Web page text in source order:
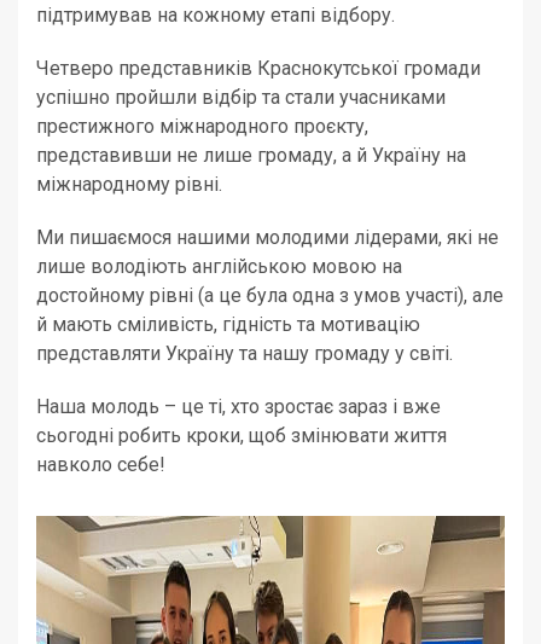
підтримував на кожному етапі відбору.
Четверо представників Краснокутської громади
успішно пройшли відбір та стали учасниками
престижного міжнародного проєкту,
представивши не лише громаду, а й Україну на
міжнародному рівні.
Ми пишаємося нашими молодими лідерами, які не
лише володіють англійською мовою на
достойному рівні (а це була одна з умов участі), але
й мають сміливість, гідність та мотивацію
представляти Україну та нашу громаду у світі.
Наша молодь – це ті, хто зростає зараз і вже
сьогодні робить кроки, щоб змінювати життя
навколо себе!